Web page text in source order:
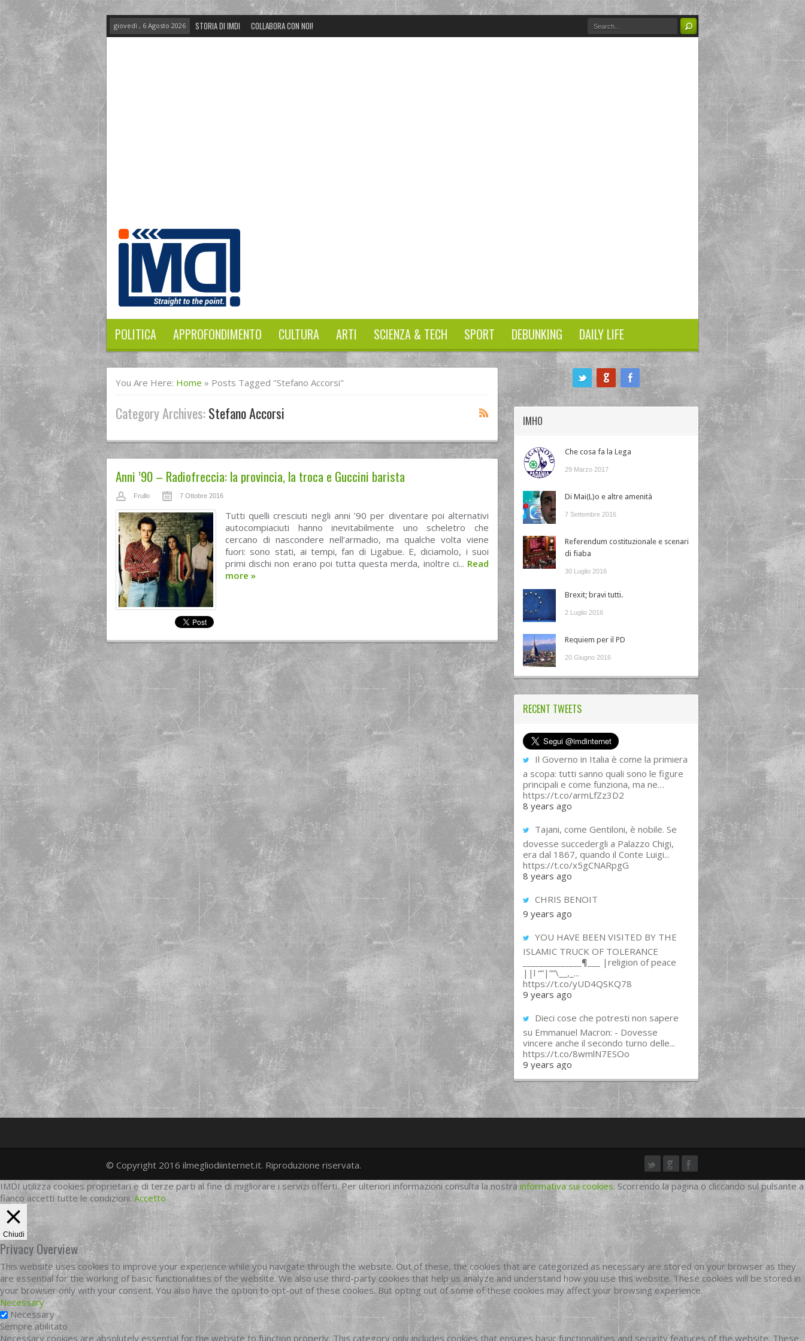
giovedì , 6 Agosto 2026 STORIA DI IMDI COLLABORA CON NOI!
POLITICA APPROFONDIMENTO CULTURA ARTI SCIENZA & TECH SPORT DEBUNKING DAILY LIFE
You Are Here: Home » Posts Tagged "stefano Accorsi"
Category Archives:Stefano Accorsi
Anni ’90 – Radiofreccia: la provincia, la troca e Guccini barista
Frullo 7 Ottobre 2016
Tutti quelli cresciuti negli anni ’90 per diventare poi alternativi
autocompiaciuti hanno inevitabilmente uno scheletro che
cercano di nascondere nell’armadio, ma qualche volta viene
fuori: sono stati, ai tempi, fan di Ligabue. E, diciamolo, i suoi
primi dischi non erano poi tutta questa merda, inoltre ci... Read
more »
IMHO
Che cosa fa la Lega
29 Marzo 2017
Di Mai(L)o e altre amenità
7 Settembre 2016
Referendum costituzionale e scenari
di fiaba
30 Luglio 2016
Brexit; bravi tutti.
2 Luglio 2016
Requiem per il PD
20 Giugno 2016
RECENT TWEETS
Il Governo in Italia è come la primiera
a scopa: tutti sanno quali sono le figure
principali e come funziona, ma ne…
https://t.co/armLfZz3D2
8 years ago
Tajani, come Gentiloni, è nobile. Se
dovesse succedergli a Palazzo Chigi,
era dal 1867, quando il Conte Luigi...
https://t.co/x5gCNARpgG
8 years ago
CHRIS BENOIT
9 years ago
YOU HAVE BEEN VISITED BY THE
ISLAMIC TRUCK OF TOLERANCE
______________¶___ |religion of peace
||l “”|””\__,_...
https://t.co/yUD4QSKQ78
9 years ago
Dieci cose che potresti non sapere
su Emmanuel Macron: - Dovesse
vincere anche il secondo turno delle...
https://t.co/8wmlN7ESOo
9 years ago
twittergoogleplus
facebook
© Copyright 2016 ilmegliodiinternet.it. Riproduzione riservata.
IMDI utilizza cookies proprietari e di terze parti al fine di migliorare i servizi offerti. Per ulteriori informazioni consulta la nostra informativa sui cookies. Scorrendo la pagina o cliccando sul pulsante a
fianco accetti tutte le condizioni. Accetto
Chiudi
Privacy Overview
This website uses cookies to improve your experience while you navigate through the website. Out of these, the cookies that are categorized as necessary are stored on your browser as they
are essential for the working of basic functionalities of the website. We also use third-party cookies that help us analyze and understand how you use this website. These cookies will be stored in
your browser only with your consent. You also have the option to opt-out of these cookies. But opting out of some of these cookies may affect your browsing experience.
Necessary
Necessary
Sempre abilitato
Necessary cookies are absolutely essential for the website to function properly. This category only includes cookies that ensures basic functionalities and security features of the website. These